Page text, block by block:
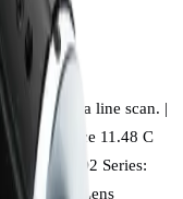
cho camera line scan. |
Distance 11.48 C
12 D2 Series:
F Series: Lens